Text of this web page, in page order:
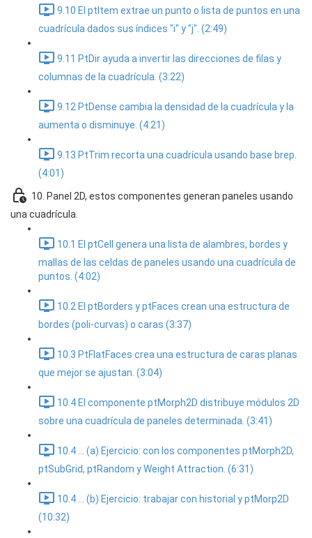
9.10 El ptItem extrae un punto o lista de puntos en una
cuadrícula dados sus índices "i" y "j". (2:49)
9.11 PtDir ayuda a invertir las direcciones de filas y
columnas de la cuadrícula. (3:22)
9.12 PtDense cambia la densidad de la cuadrícula y la
aumenta o disminuye. (4:21)
9.13 PtTrim recorta una cuadrícula usando base brep.
(4:01)
10. Panel 2D, estos componentes generan paneles usando
una cuadrícula.
10.1 El ptCell genera una lista de alambres, bordes y
mallas de las celdas de paneles usando una cuadrícula de
puntos. (4:02)
10.2 El ptBorders y ptFaces crean una estructura de
bordes (poli-curvas) o caras (3:37)
10.3 PtFlatFaces crea una estructura de caras planas
que mejor se ajustan. (3:04)
10.4 El componente ptMorph2D distribuye módulos 2D
sobre una cuadrícula de paneles determinada. (3:41)
10.4 ... (a) Ejercicio: con los componentes ptMorph2D,
ptSubGrid, ptRandom y Weight Attraction. (6:31)
10.4 ... (b) Ejercicio: trabajar con historial y ptMorp2D
(10:32)